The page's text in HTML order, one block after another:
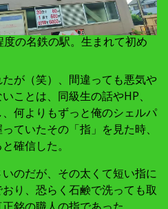
の名鉄の駅。生まれて初め
が（笑）、間違っても悪気や
ことは、同級生の話やHP、
何よりもずっと俺のシェルパ
ていたその「指」を見た時、
確信した。
のだが、その太くて短い指に
り、恐らく石鹸で洗っても取